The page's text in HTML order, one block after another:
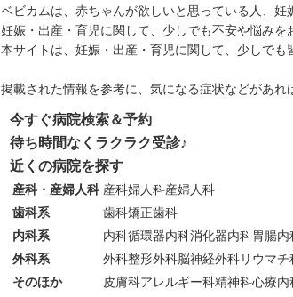
ベビカムは、赤ちゃんが欲しいと思っている人、妊
妊娠・出産・育児に関して、少しでも不安や悩みを
本サイトは、妊娠・出産・育児に関して、少しでも
掲載された情報を参考に、気になる症状などがあれ
今すぐ病院検索＆予約
待ち時間なくラクラク受診♪
近くの病院を探す
産科・産婦人科 産科婦人科産婦人科
歯科系
歯科矯正歯科
内科系
内科循環器内科消化器内科胃腸内
外科系
外科整形外科脳神経外科リウマチ
そのほか
皮膚科アレルギー科精神科心療内